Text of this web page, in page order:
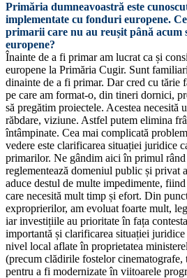
Primăria dumneavoastră este
implementate cu fonduri europene.
primarii care nu au reușit până acum
europene?
Înainte de a fi primar am lucrat ca și
europene la Primăria Cugir. Sunt
dinainte de a fi primar. Dar cred cu tărie
pe care am format-o, din tineri dornici,
să pregătim proiectele. Acestea necesită
răbdare, viziune. Astfel putem elimina
întâmpinate. Cea mai complicată
vedere este clarificarea situației juridice
primarilor. Ne gândim aici în primul
reglementează domeniul public și privat
aduce destul de multe impedimente,
care necesită mult timp și efort. Din
exproprierilor, am evoluat foarte mult,
iar investițiile au prioritate în fața
importantă și clarificarea situației
nivel local aflate în proprietatea
(precum clădirile fostelor
pentru a fi modernizate în viitoarele